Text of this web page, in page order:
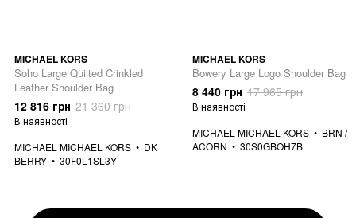
MICHAEL KORS
Soho Large Quilted Crinkled
Leather Shoulder Bag
12 816 грн 21 360 грн
В наявності
MICHAEL MICHAEL KORS
DK
BERRY
30F0L1SL3Y
MICHAEL KORS
Bowery Large Logo Shoulder Bag
8 440 грн 17 965 грн
В наявності
MICHAEL MICHAEL KORS
BRN /
ACORN
30S0GBOH7B